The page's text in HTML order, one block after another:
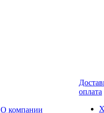
О компании
оплата